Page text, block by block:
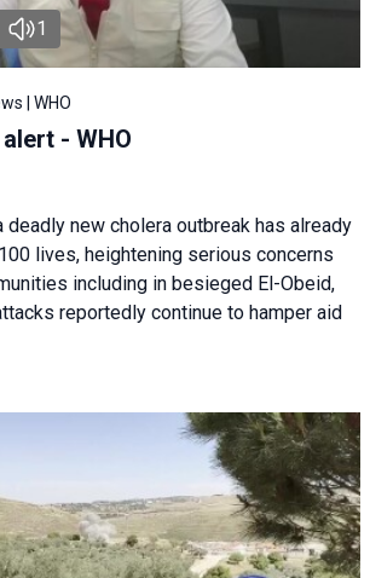
1
| WHO
- WHO
deadly new cholera outbreak has already
lives, heightening serious concerns
including in besieged El-Obeid,
reportedly continue to hamper aid